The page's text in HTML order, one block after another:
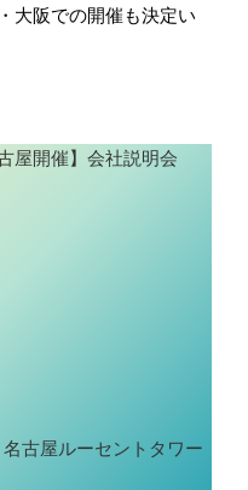
大阪での開催も決定い
屋開催】会社説明会
古屋ルーセントタワー